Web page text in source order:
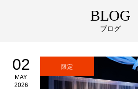
BLOG
ブログ
02
MAY
2026
限定